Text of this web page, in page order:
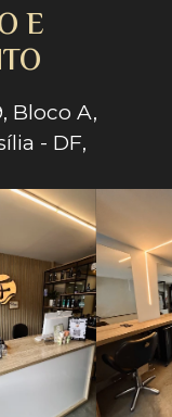
E
Bloco A,
- DF,